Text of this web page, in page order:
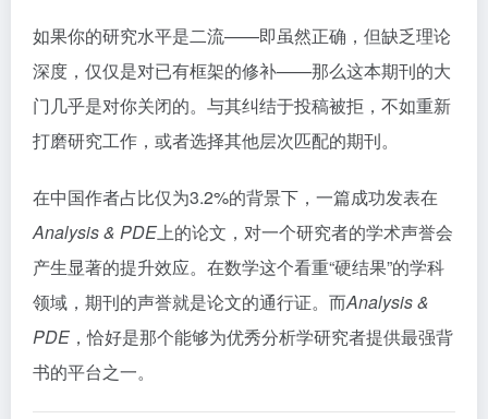
如果你的研究水平是二流——即虽然正确，但缺乏理论
深度，仅仅是对已有框架的修补——那么这本期刊的大
门几乎是对你关闭的。与其纠结于投稿被拒，不如重新
打磨研究工作，或者选择其他层次匹配的期刊。
在中国作者占比仅为3.2%的背景下，一篇成功发表在
Analysis & PDE上的论文，对一个研究者的学术声誉会
产生显著的提升效应。在数学这个看重“硬结果”的学科
领域，期刊的声誉就是论文的通行证。而Analysis &
PDE ，恰好是那个能够为优秀分析学研究者提供最强背
书的平台之一。